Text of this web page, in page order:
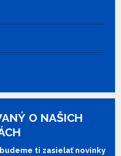
a dokumentárne filmy,
experimenty a
filmy:Shit happens
Ústava
MRAZAK trilogy
O NAŠICH
ti zasielať novinky